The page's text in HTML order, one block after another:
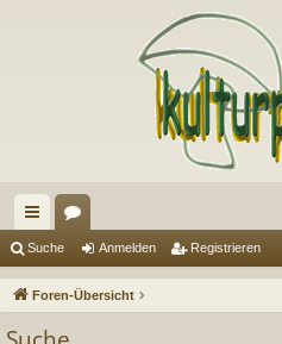
ch
ne en
Suche Anmelden Registrieren
Foren-Übersicht